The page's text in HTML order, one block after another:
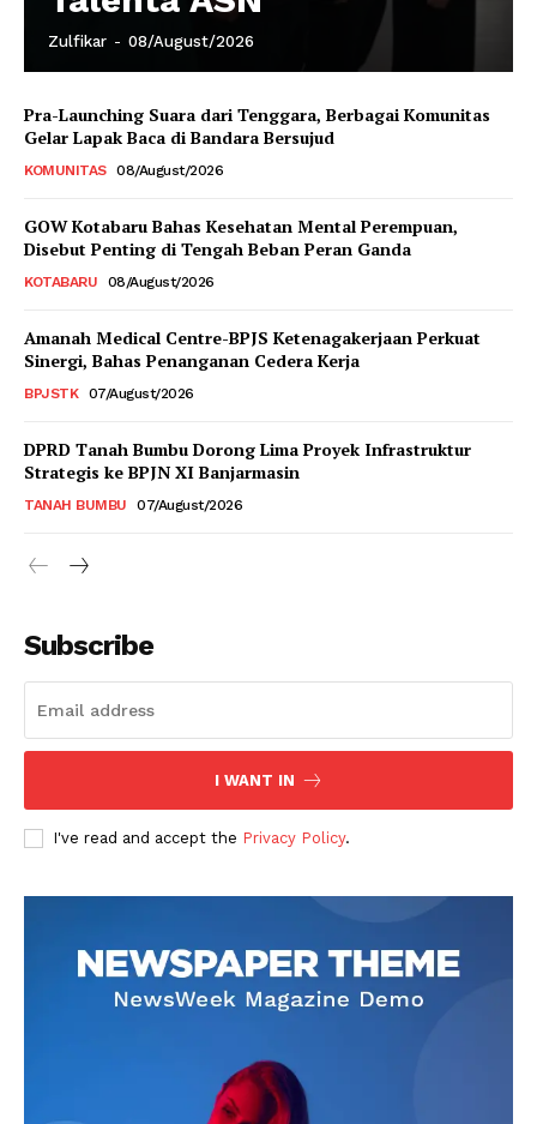
Zulfikar - 08/August/2026
Pra-Launching Suara dari Tenggara, Berbagai Komunitas
Gelar Lapak Baca di Bandara Bersujud
KOMUNITAS 08/August/2026
GOW Kotabaru Bahas Kesehatan Mental Perempuan,
Disebut Penting di Tengah Beban Peran Ganda
KOTABARU 08/August/2026
Amanah Medical Centre-BPJS Ketenagakerjaan Perkuat
Sinergi, Bahas Penanganan Cedera Kerja
BPJSTK 07/August/2026
DPRD Tanah Bumbu Dorong Lima Proyek Infrastruktur
Strategis ke BPJN XI Banjarmasin
TANAH BUMBU 07/August/2026
Subscribe
I WANT IN
I've read and accept the Privacy Policy.